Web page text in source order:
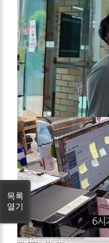
목록
열기